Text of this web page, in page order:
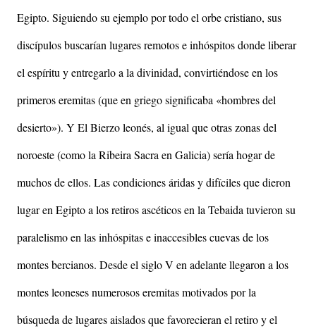
Egipto. Siguiendo su ejemplo por todo el orbe cristiano, sus
discípulos buscarían lugares remotos e inhóspitos donde liberar
el espíritu y entregarlo a la divinidad, convirtiéndose en los
primeros eremitas (que en griego significaba «hombres del
desierto»). Y El Bierzo leonés, al igual que otras zonas del
noroeste (como la Ribeira Sacra en Galicia) sería hogar de
muchos de ellos. Las condiciones áridas y difíciles que dieron
lugar en Egipto a los retiros ascéticos en la Tebaida tuvieron su
paralelismo en las inhóspitas e inaccesibles cuevas de los
montes bercianos. Desde el siglo V en adelante llegaron a los
montes leoneses numerosos eremitas motivados por la
búsqueda de lugares aislados que favorecieran el retiro y el